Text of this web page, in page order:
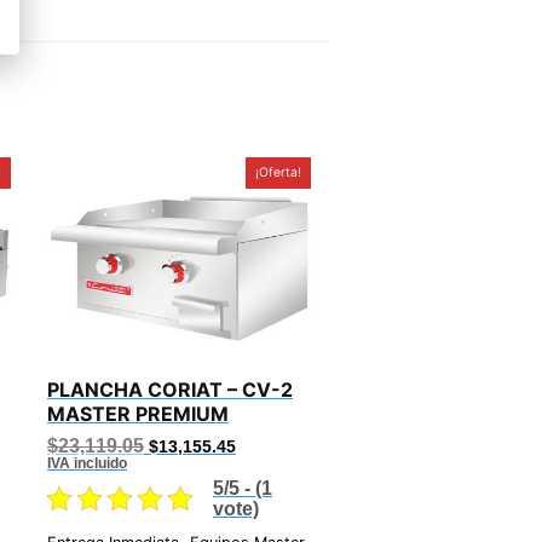
¡Oferta!
PLANCHA CORIAT – CV-2
MASTER PREMIUM
$23,119.05 Original
price
$23,119.05.
$13,155.45Current
price
is:
$13,155.45.
IVA incluido
5/5 - (1
vote)